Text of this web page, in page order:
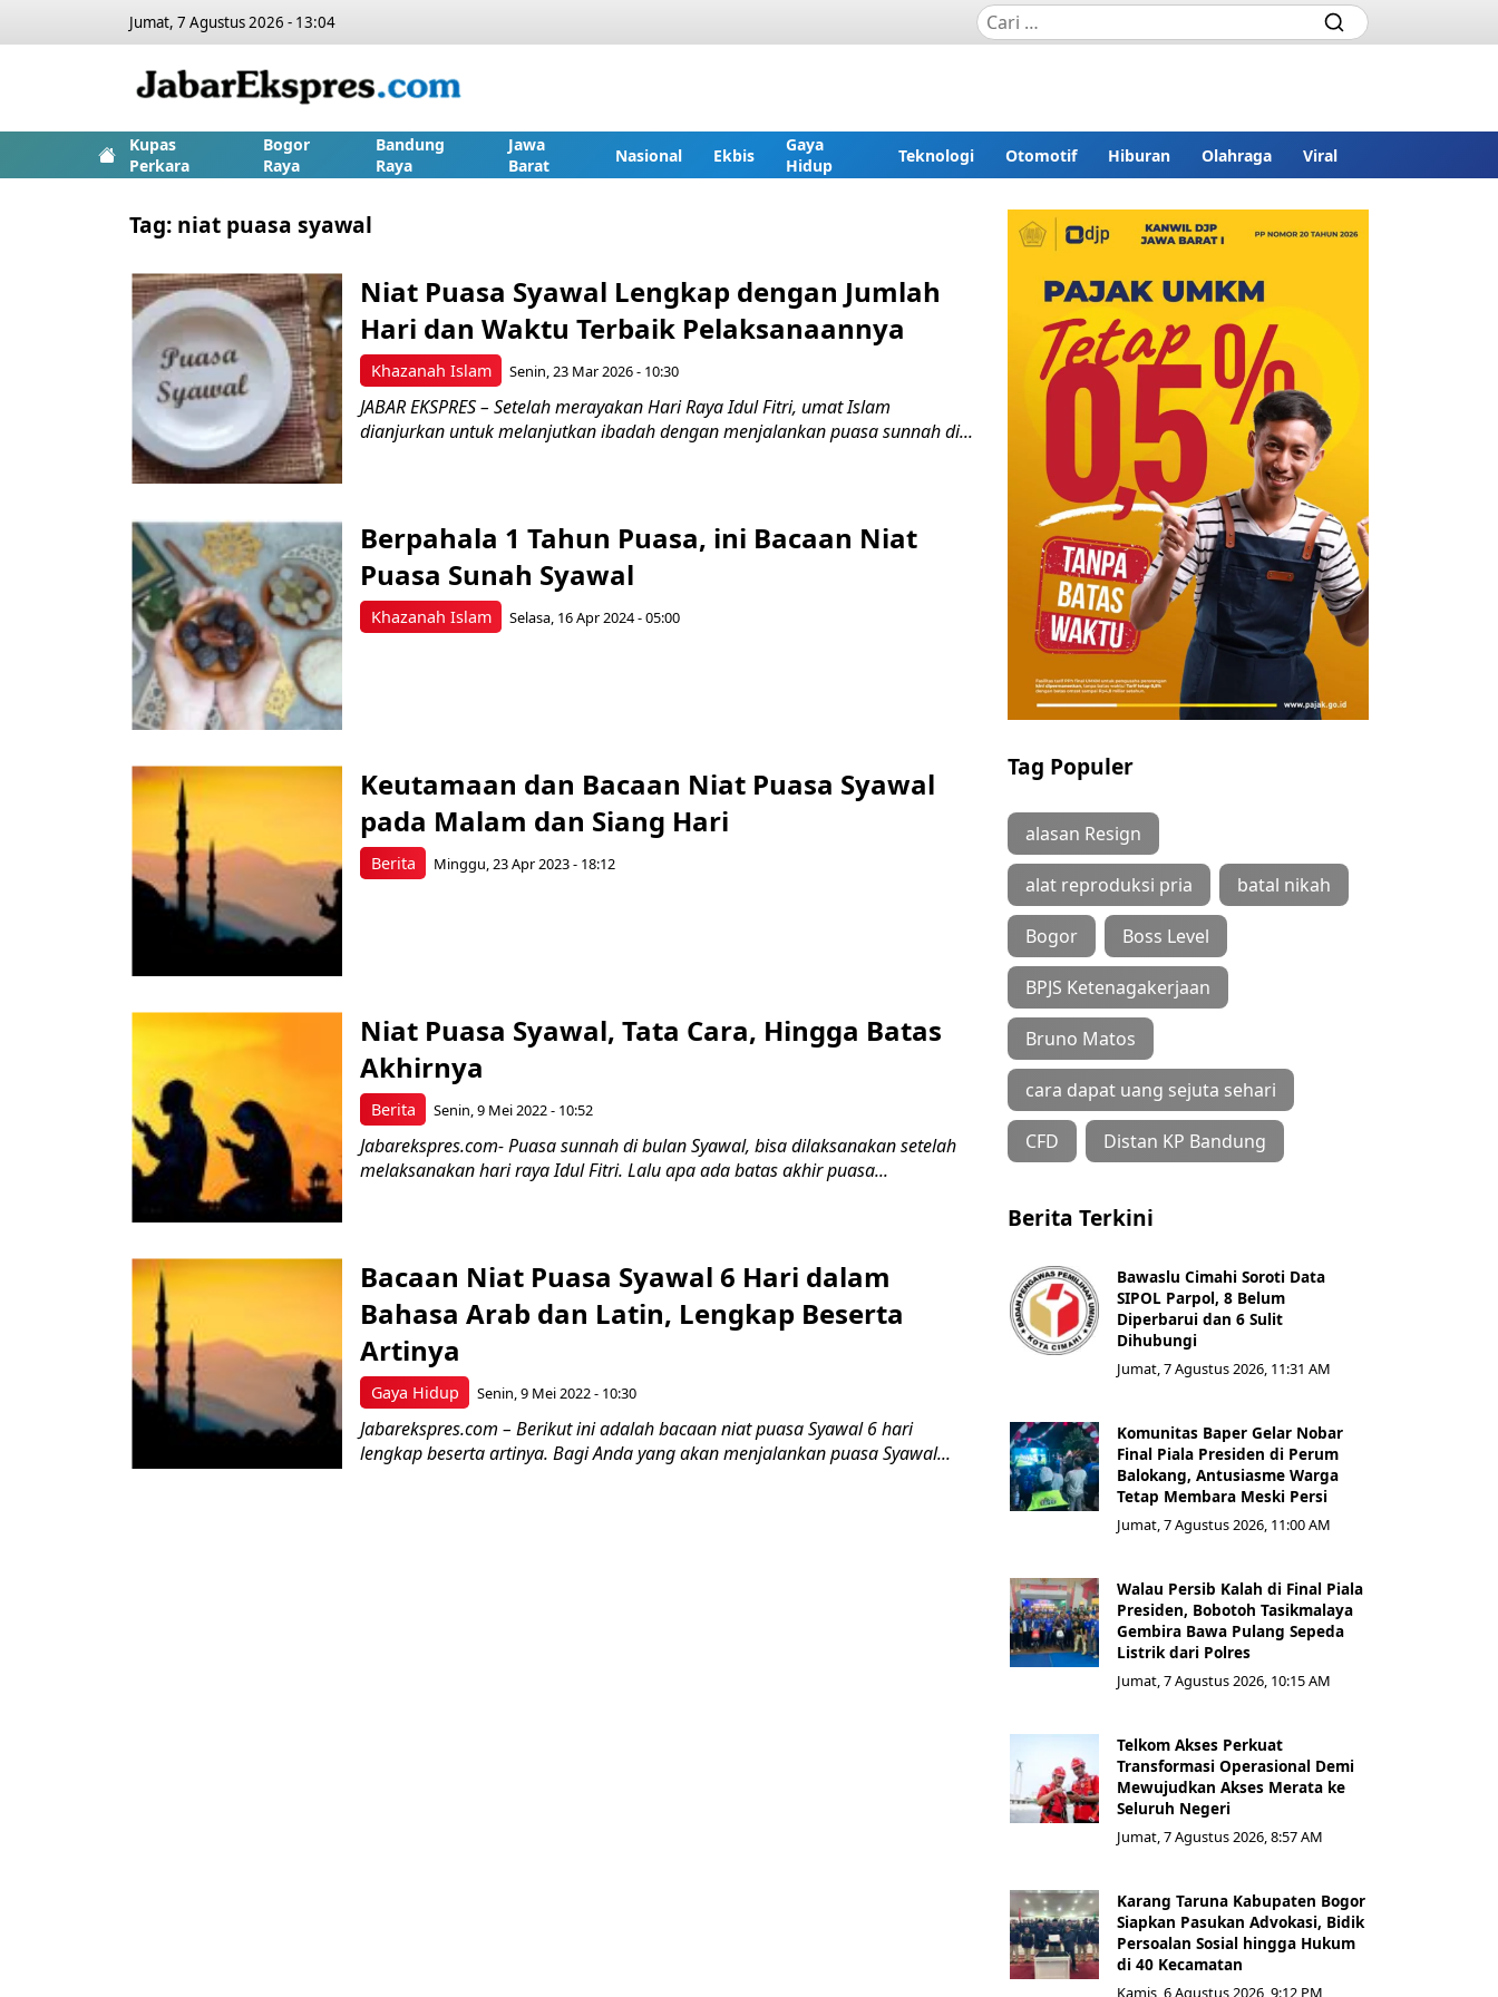
Jumat, 7 Agustus 2026 - 13:04
Kupas
Perkara
Bogor
Raya
Bandung
Raya
Jawa
Barat
Nasional Ekbis
Gaya
Hidup
Teknologi Otomotif Hiburan Olahraga Viral
Tag: niat puasa syawal
Khazanah Islam
Niat Puasa Syawal Lengkap dengan Jumlah
Hari dan Waktu Terbaik Pelaksanaannya
Senin, 23 Mar 2026 - 10:30
JABAR EKSPRES – Setelah merayakan Hari Raya Idul Fitri, umat Islam
dianjurkan untuk melanjutkan ibadah dengan menjalankan puasa sunnah di...
Khazanah Islam
Berpahala 1 Tahun Puasa, ini Bacaan Niat
Puasa Sunah Syawal
Selasa, 16 Apr 2024 - 05:00
Berita
Keutamaan dan Bacaan Niat Puasa Syawal
pada Malam dan Siang Hari
Minggu, 23 Apr 2023 - 18:12
Berita
Niat Puasa Syawal, Tata Cara, Hingga Batas
Akhirnya
Senin, 9 Mei 2022 - 10:52
Jabarekspres.com- Puasa sunnah di bulan Syawal, bisa dilaksanakan setelah
melaksanakan hari raya Idul Fitri. Lalu apa ada batas akhir puasa...
Gaya Hidup
Bacaan Niat Puasa Syawal 6 Hari dalam
Bahasa Arab dan Latin, Lengkap Beserta
Artinya
Senin, 9 Mei 2022 - 10:30
Jabarekspres.com – Berikut ini adalah bacaan niat puasa Syawal 6 hari
lengkap beserta artinya. Bagi Anda yang akan menjalankan puasa Syawal...
Tag Populer
alasan Resign
alat reproduksi pria batal nikah
Bogor Boss Level
BPJS Ketenagakerjaan
Bruno Matos
cara dapat uang sejuta sehari
CFD Distan KP Bandung
Berita Terkini
Bawaslu Cimahi Soroti Data
SIPOL Parpol, 8 Belum
Diperbarui dan 6 Sulit
Dihubungi
Jumat, 7 Agustus 2026, 11:31 AM
Komunitas Baper Gelar Nobar
Final Piala Presiden di Perum
Balokang, Antusiasme Warga
Tetap Membara Meski Persi
Jumat, 7 Agustus 2026, 11:00 AM
Walau Persib Kalah di Final Piala
Presiden, Bobotoh Tasikmalaya
Gembira Bawa Pulang Sepeda
Listrik dari Polres
Jumat, 7 Agustus 2026, 10:15 AM
Telkom Akses Perkuat
Transformasi Operasional Demi
Mewujudkan Akses Merata ke
Seluruh Negeri
Jumat, 7 Agustus 2026, 8:57 AM
Karang Taruna Kabupaten Bogor
Siapkan Pasukan Advokasi, Bidik
Persoalan Sosial hingga Hukum
di 40 Kecamatan